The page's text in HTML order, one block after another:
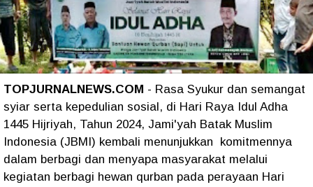
TOPJURNALNEWS.COM - Rasa Syukur dan semangat
syiar serta kepedulian sosial, di Hari Raya Idul Adha
1445 Hijriyah, Tahun 2024, Jami'yah Batak Muslim
Indonesia (JBMI) kembali menunjukkan komitmennya
dalam berbagi dan menyapa masyarakat melalui
kegiatan berbagi hewan qurban pada perayaan Hari